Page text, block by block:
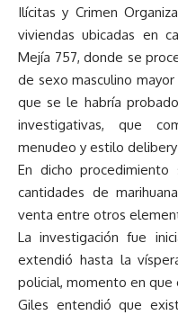
Ilícitas y Crimen
viviendas ubicadas en
Mejía 757, donde se
de sexo masculino
que se le habría
investigativas, que
menudeo y estilo
En dicho
cantidades de
venta entre otros
La investigación fue
extendió hasta la
policial, momento en que
Giles entendió que